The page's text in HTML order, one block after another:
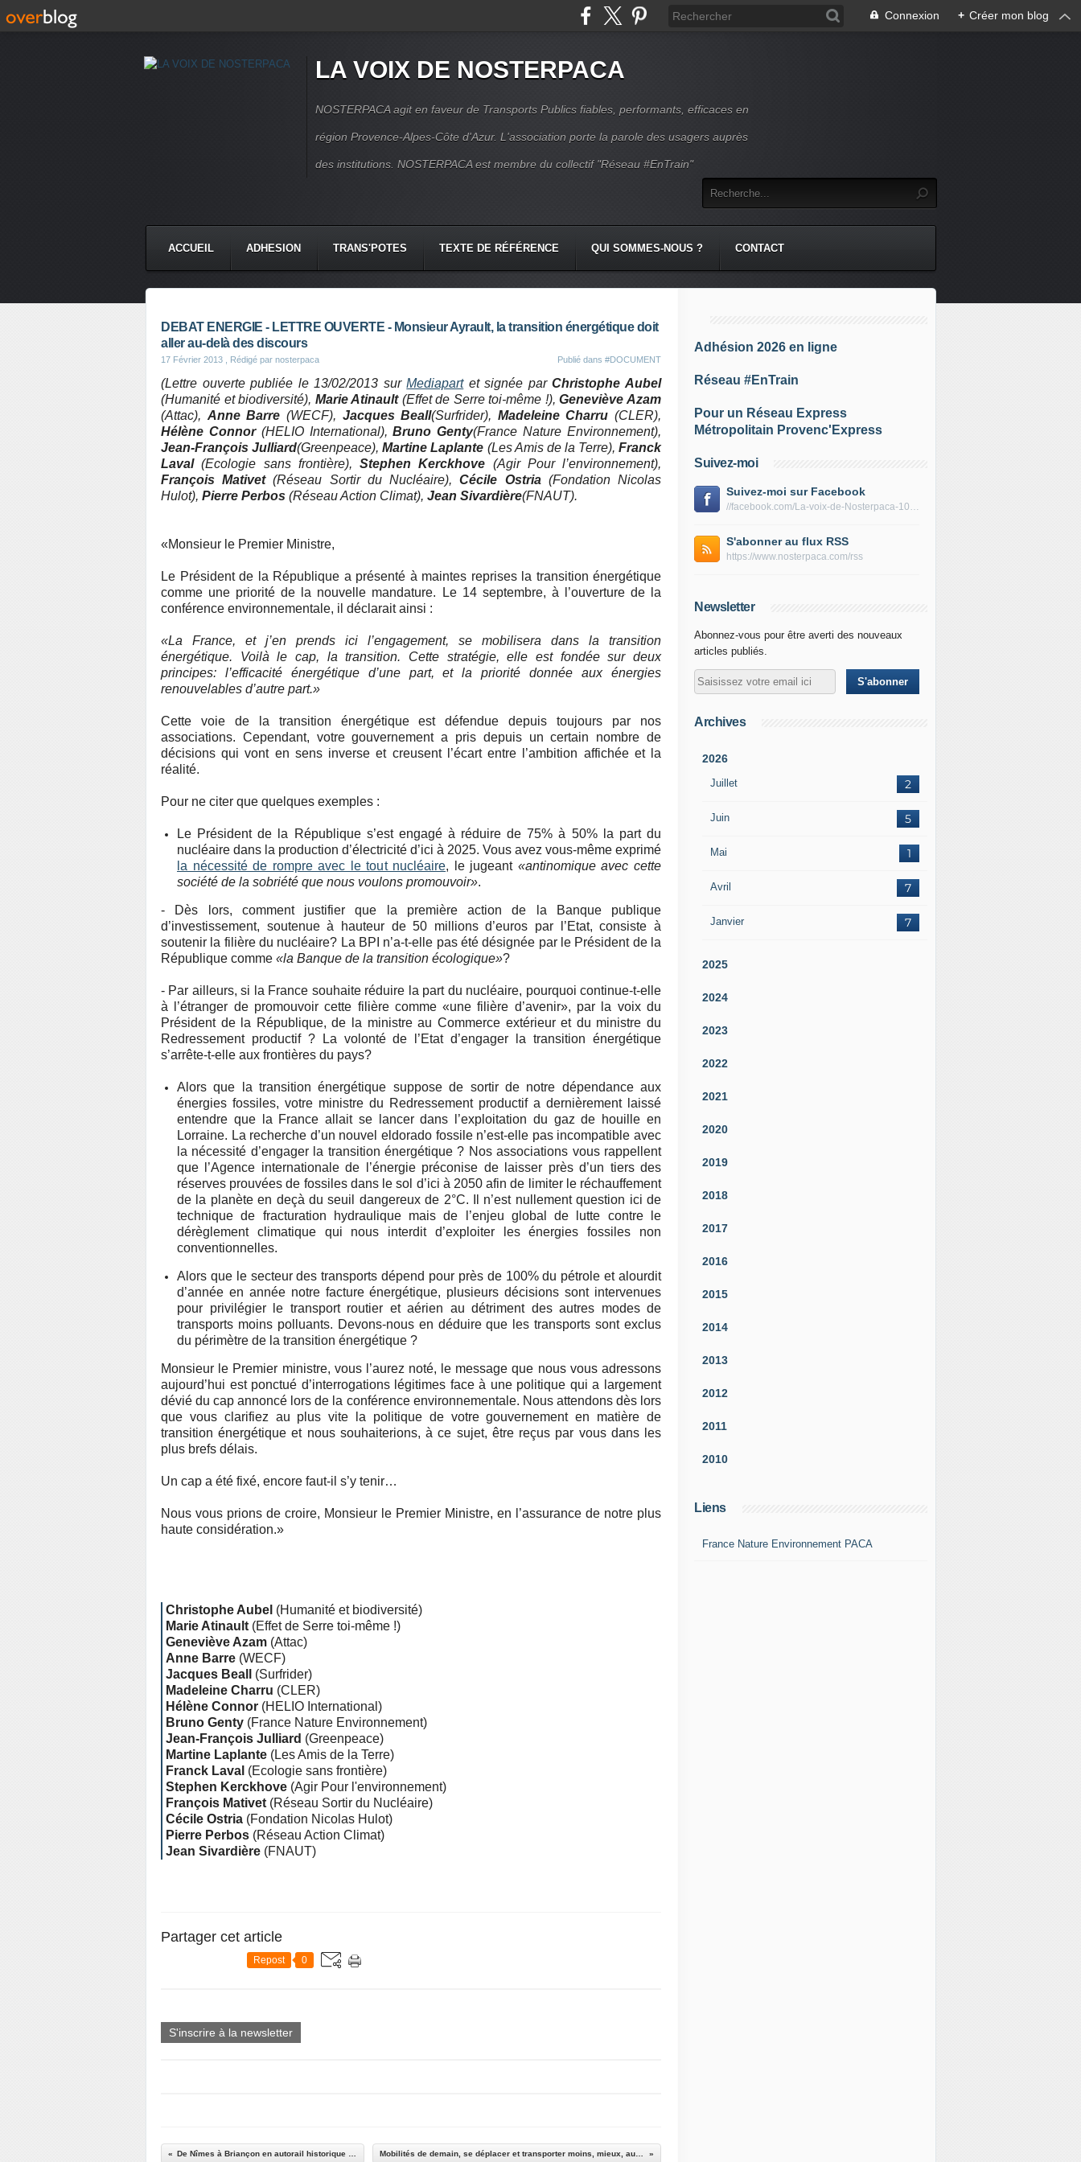
Connexion + Créer mon blog
LA VOIX DE NOSTERPACA
NOSTERPACA agit en faveur de Transports Publics fiables, performants, efficaces en
région Provence-Alpes-Côte d'Azur. L'association porte la parole des usagers auprès
des institutions. NOSTERPACA est membre du collectif "Réseau #EnTrain"
ACCUEIL ADHESION TRANS'POTES TEXTE DE RÉFÉRENCE QUI SOMMES-NOUS ? CONTACT
DEBAT ENERGIE - LETTRE OUVERTE - Monsieur Ayrault, la transition énergétique doit
aller au-delà des discours
17 Février 2013 , Rédigé par nosterpaca Publié dans #DOCUMENT
(Lettre ouverte publiée le 13/02/2013 surMediapartet signée par Christophe Aubel
(Humanité et biodiversité), Marie Atinault (Effet de Serre toi-même !), Geneviève Azam
(Attac), Anne Barre (WECF), Jacques Beall(Surfrider), Madeleine Charru (CLER),
Hélène Connor (HELIO International), Bruno Genty(France Nature Environnement),
Jean-François Julliard(Greenpeace), Martine Laplante (Les Amis de la Terre), Franck
Laval (Ecologie sans frontière), Stephen Kerckhove (Agir Pour l’environnement),
François Mativet (Réseau Sortir du Nucléaire), Cécile Ostria (Fondation Nicolas
Hulot), Pierre Perbos (Réseau Action Climat), Jean Sivardière(FNAUT).
«Monsieur le Premier Ministre,
Le Président de la République a présenté à maintes reprises la transition énergétique
comme une priorité de la nouvelle mandature. Le 14 septembre, à l’ouverture de la
conférence environnementale, il déclarait ainsi :
«La France, et j’en prends ici l’engagement, se mobilisera dans la transition
énergétique. Voilà le cap, la transition. Cette stratégie, elle est fondée sur deux
principes: l’efficacité énergétique d’une part, et la priorité donnée aux énergies
renouvelables d’autre part.»
Cette voie de la transition énergétique est défendue depuis toujours par nos
associations. Cependant, votre gouvernement a pris depuis un certain nombre de
décisions qui vont en sens inverse et creusent l’écart entre l’ambition affichée et la
réalité.
Pour ne citer que quelques exemples :
Le Président de la République s’est engagé à réduire de 75% à 50% la part du
nucléaire dans la production d’électricité d’ici à 2025. Vous avez vous-même exprimé
la nécessité de rompre avec le tout nucléaire, le jugeant «antinomique avec cette
société de la sobriété que nous voulons promouvoir».
- Dès lors, comment justifier que la première action de la Banque publique
d’investissement, soutenue à hauteur de 50 millions d’euros par l’Etat, consiste à
soutenir la filière du nucléaire? La BPI n’a-t-elle pas été désignée par le Président de la
République comme «la Banque de la transition écologique»?
- Par ailleurs, si la France souhaite réduire la part du nucléaire, pourquoi continue-t-elle
à l’étranger de promouvoir cette filière comme «une filière d’avenir», par la voix du
Président de la République, de la ministre au Commerce extérieur et du ministre du
Redressement productif ? La volonté de l’Etat d’engager la transition énergétique
s’arrête-t-elle aux frontières du pays?
Alors que la transition énergétique suppose de sortir de notre dépendance aux
énergies fossiles, votre ministre du Redressement productif a dernièrement laissé
entendre que la France allait se lancer dans l’exploitation du gaz de houille en
Lorraine. La recherche d’un nouvel eldorado fossile n’est-elle pas incompatible avec
la nécessité d’engager la transition énergétique ? Nos associations vous rappellent
que l’Agence internationale de l’énergie préconise de laisser près d’un tiers des
réserves prouvées de fossiles dans le sol d’ici à 2050 afin de limiter le réchauffement
de la planète en deçà du seuil dangereux de 2°C. Il n’est nullement question ici de
technique de fracturation hydraulique mais de l’enjeu global de lutte contre le
dérèglement climatique qui nous interdit d’exploiter les énergies fossiles non
conventionnelles.
Alors que le secteur des transports dépend pour près de 100% du pétrole et alourdit
d’année en année notre facture énergétique, plusieurs décisions sont intervenues
pour privilégier le transport routier et aérien au détriment des autres modes de
transports moins polluants. Devons-nous en déduire que les transports sont exclus
du périmètre de la transition énergétique ?
Monsieur le Premier ministre, vous l’aurez noté, le message que nous vous adressons
aujourd’hui est ponctué d’interrogations légitimes face à une politique qui a largement
dévié du cap annoncé lors de la conférence environnementale. Nous attendons dès lors
que vous clarifiez au plus vite la politique de votre gouvernement en matière de
transition énergétique et nous souhaiterions, à ce sujet, être reçus par vous dans les
plus brefs délais.
Un cap a été fixé, encore faut-il s’y tenir…
Nous vous prions de croire, Monsieur le Premier Ministre, en l’assurance de notre plus
haute considération.»
Christophe Aubel (Humanité et biodiversité)
Marie Atinault (Effet de Serre toi-même !)
Geneviève Azam (Attac)
Anne Barre (WECF)
Jacques Beall
(Surfrider)
Madeleine Charru (CLER)
Hélène Connor (HELIO International)
Bruno Genty (France Nature Environnement)
Jean-François Julliard (Greenpeace)
Martine Laplante (Les Amis de la Terre)
Franck Laval (Ecologie sans frontière)
Stephen Kerckhove (Agir Pour l'environnement)
François Mativet (Réseau Sortir du Nucléaire)
Cécile Ostria (Fondation Nicolas Hulot)
Pierre Perbos (Réseau Action Climat)
Jean Sivardière (FNAUT)
Partager cet article
Repost 0
S'inscrire à la newsletter
Adhésion 2026 en ligne
Réseau #EnTrain
Pour un Réseau Express
Métropolitain Provenc'Express
Suivez-moi
Suivez-moi sur Facebook
//facebook.com/La-voix-de-Nosterpaca-106434384284735
S'abonner au flux RSS
https://www.nosterpaca.com/rss
Newsletter
Abonnez-vous pour être averti des nouveaux
articles publiés.
Archives
2026
Juillet 2
Juin 5
Mai 1
Avril 7
Janvier 7
2025
2024
2023
2022
2021
2020
2019
2018
2017
2016
2015
2014
2013
2012
2011
2010
Liens
France Nature Environnement PACA